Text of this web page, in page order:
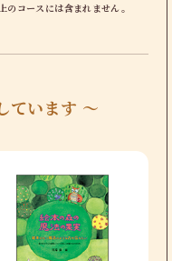
コースには含まれません。
ています 〜